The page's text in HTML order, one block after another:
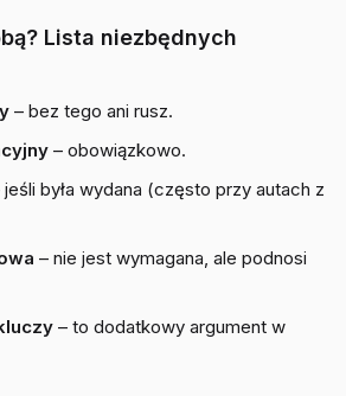
Lista niezbędnych
– bez tego ani rusz.
– obowiązkowo.
jeśli była wydana (często przy autach z
– nie jest wymagana, ale podnosi
– to dodatkowy argument w